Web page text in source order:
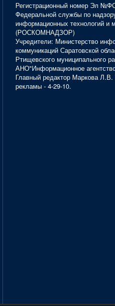
Регистрационный номер Эл
Федеральной службы по
информационных технологий и
(РОСКОМНАДЗОР)
Учредители: Министерство
коммуникаций Саратовской
Ртищевского муниципального
АНО"Информационное
Главный редактор Маркова
рекламы - 4-29-10.